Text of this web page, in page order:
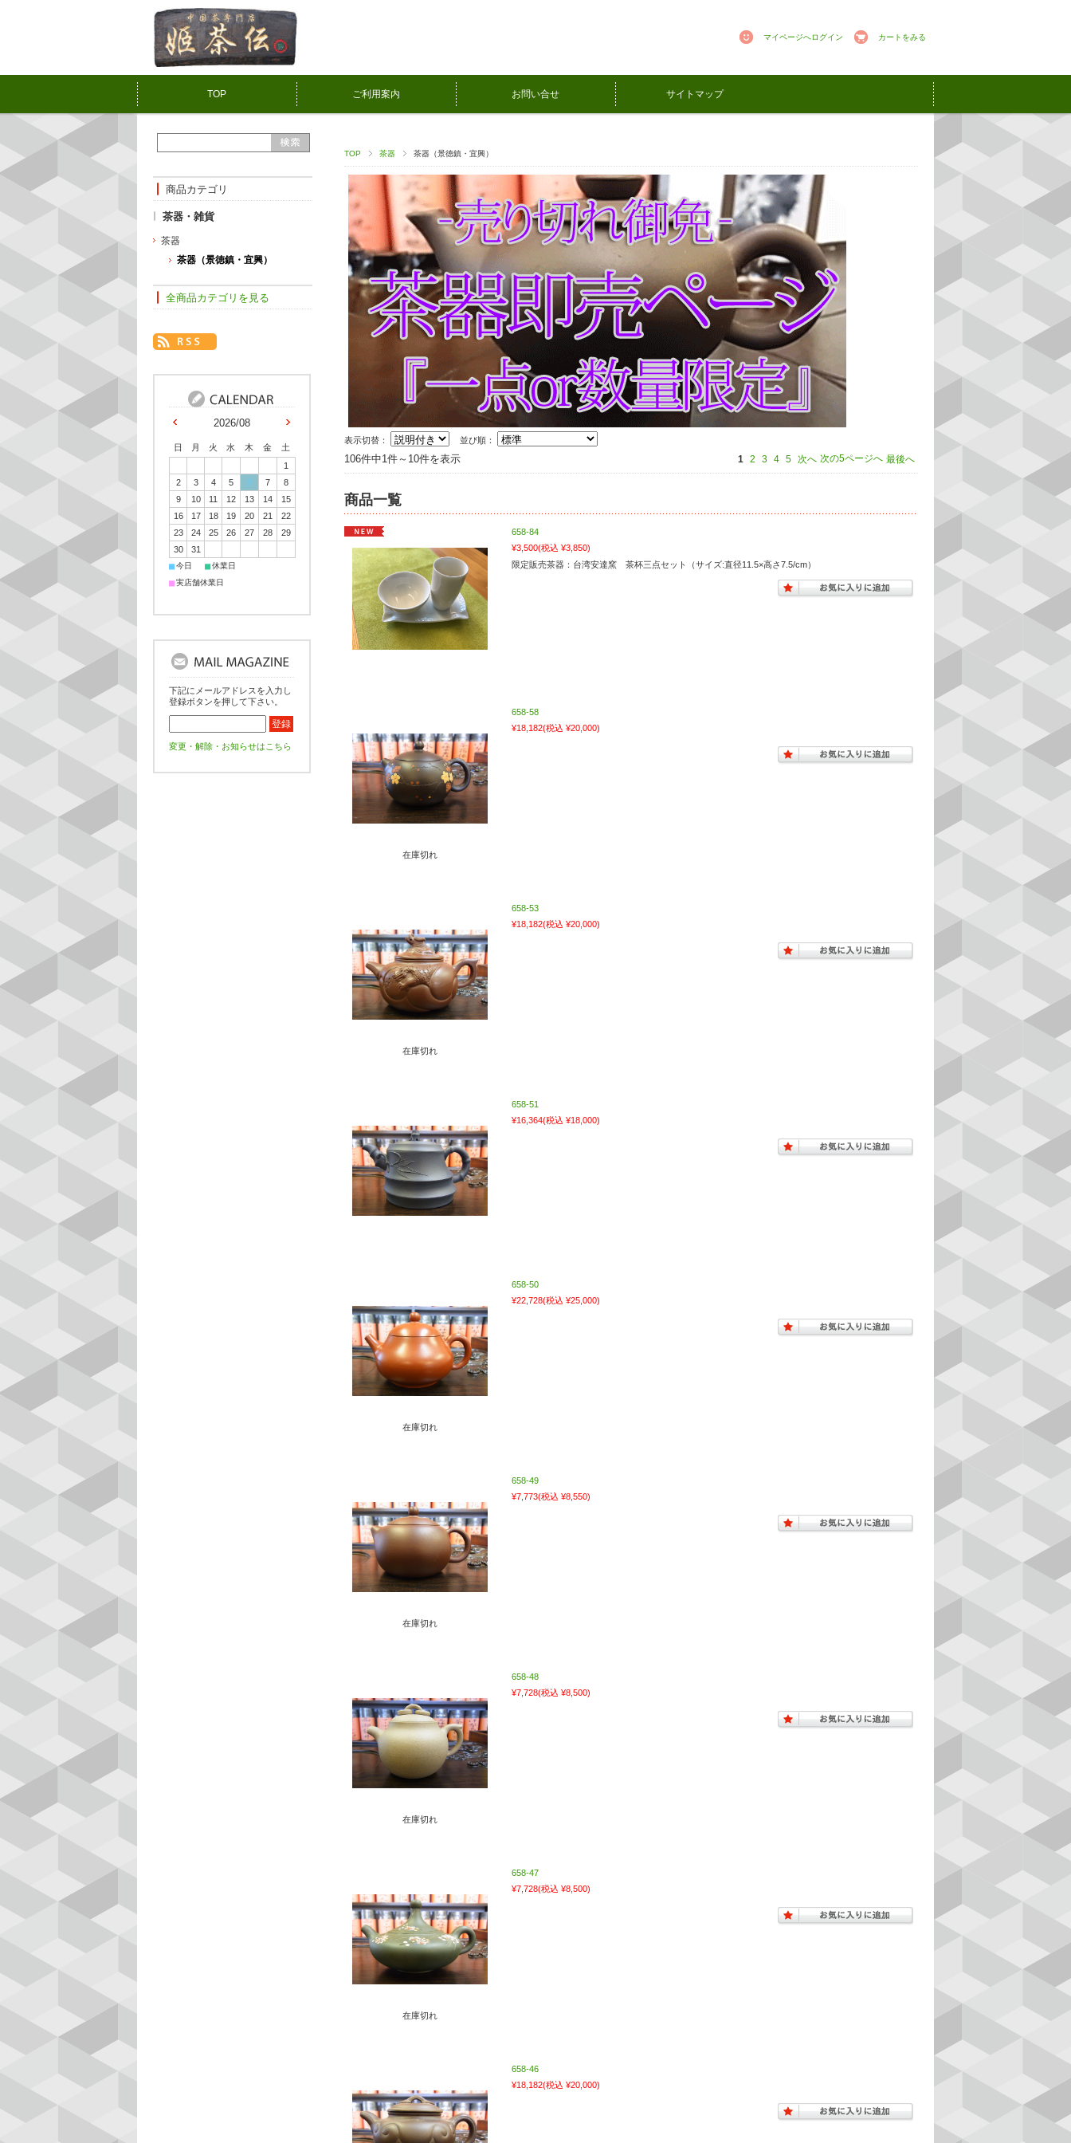
マイページへログイン カートをみる
TOP ご利用案内 お問い合せ サイトマップ
TOP 茶器 茶器（景徳鎮・宜興）
表示切替： 並び順：
106件中1件～10件を表示 1 2 3 4 5 次へ 次の5ページへ 最後へ
商品一覧
658-84
¥3,500(税込 ¥3,850)
限定販売茶器：台湾安達窯 茶杯三点セット（サイズ:直径11.5×高さ7.5/cm）
在庫切れ
658-58
¥18,182(税込 ¥20,000)
在庫切れ
658-53
¥18,182(税込 ¥20,000)
658-51
¥16,364(税込 ¥18,000)
在庫切れ
658-50
¥22,728(税込 ¥25,000)
在庫切れ
658-49
¥7,773(税込 ¥8,550)
在庫切れ
658-48
¥7,728(税込 ¥8,500)
在庫切れ
658-47
¥7,728(税込 ¥8,500)
658-46
¥18,182(税込 ¥20,000)
商品カテゴリ
茶器・雑貨
茶器
茶器（景徳鎮・宜興）
全商品カテゴリを見る
2026/08
日 月 火 水 木 金
土
1
2
3 4 5 6 7
8
9
10 11 12 13 14
15
16
17 18 19 20 21
22
23
24 25 26 27 28
29
30
31
■今日 ■休業日
■実店舗休業日
下記にメールアドレスを入力し
登録ボタンを押して下さい。
変更・解除・お知らせはこちら